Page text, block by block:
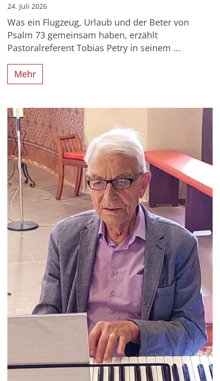
24. Juli 2026
Was ein Flugzeug, Urlaub und der Beter von
Psalm 73 gemeinsam haben, erzählt
Pastoralreferent Tobias Petry in seinem ...
Mehr